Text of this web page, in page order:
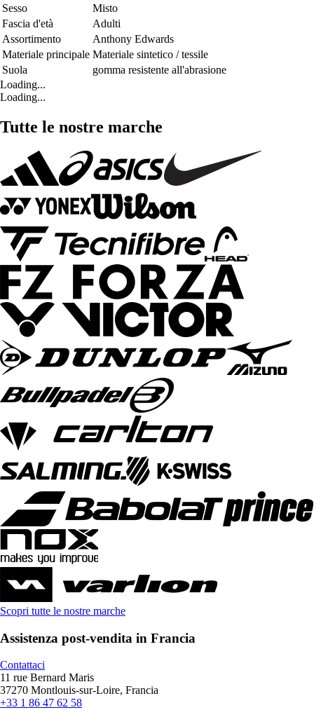
Sesso
Misto
Fascia d'età
Adulti
Assortimento
Anthony Edwards
Materiale principale Materiale sintetico / tessile
Suola
gomma resistente all'abrasione
Loading...
Loading...
Tutte le nostre marche
Scopri tutte le nostre marche
Assistenza post-vendita in Francia
Contattaci
11 rue Bernard Maris
37270 Montlouis-sur-Loire, Francia
+33 1 86 47 62 58